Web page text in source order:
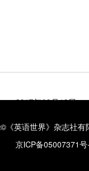
2017年09月19日
中山大学外国语学
《英语世界》杂志社有
京ICP备05007371